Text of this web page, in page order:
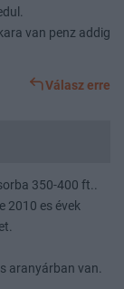
van penz addig
Válasz erre
350-400 ft..
2010 es évek
aranyárban van.